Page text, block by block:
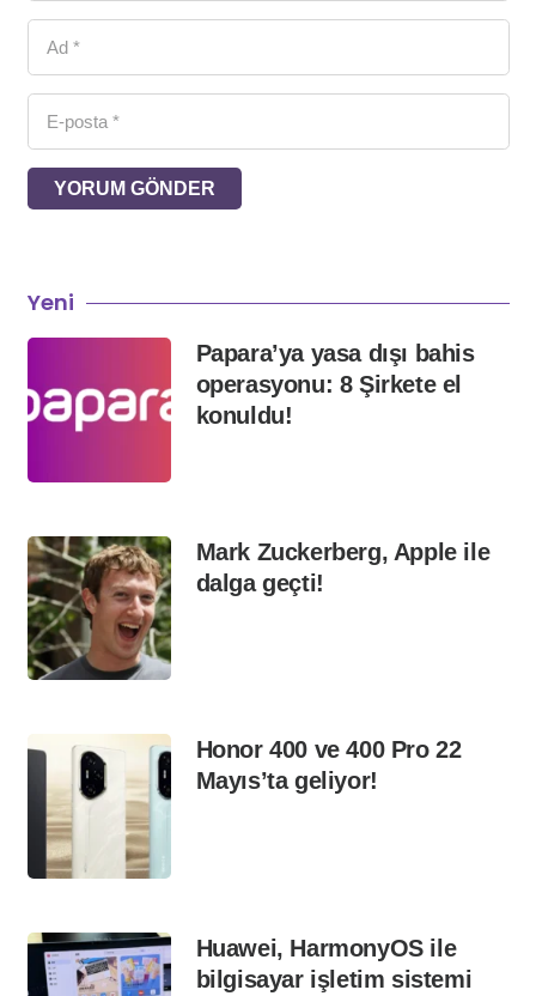
YORUM GÖNDER
Yeni
Papara’ya yasa dışı bahis
operasyonu: 8 Şirkete el
konuldu!
Mark Zuckerberg, Apple ile
dalga geçti!
Honor 400 ve 400 Pro 22
Mayıs’ta geliyor!
Huawei, HarmonyOS ile
bilgisayar işletim sistemi